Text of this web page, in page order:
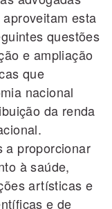
esta
questões
e ampliação
que
nacional
da renda
a proporcionar
à saúde,
artísticas e
e de